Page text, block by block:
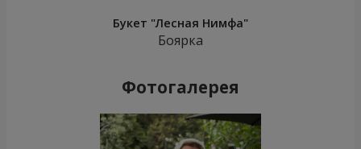
Букет "Лесная Нимфа"
Боярка
Фотогалерея